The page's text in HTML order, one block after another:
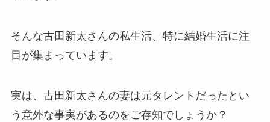
そんな古田新太さんの私生活、特に結婚生活に注
目が集まっています。
実は、古田新太さんの妻は元タレントだったとい
う意外な事実があるのをご存知でしょうか？